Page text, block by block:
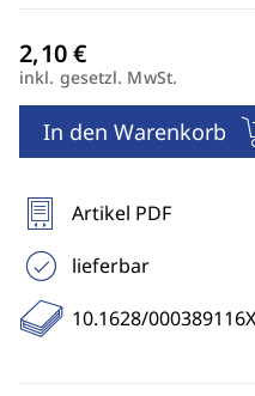
inkl. gesetzl. MwSt.
In den Warenkorb
Artikel PDF
lieferbar
10.1628/